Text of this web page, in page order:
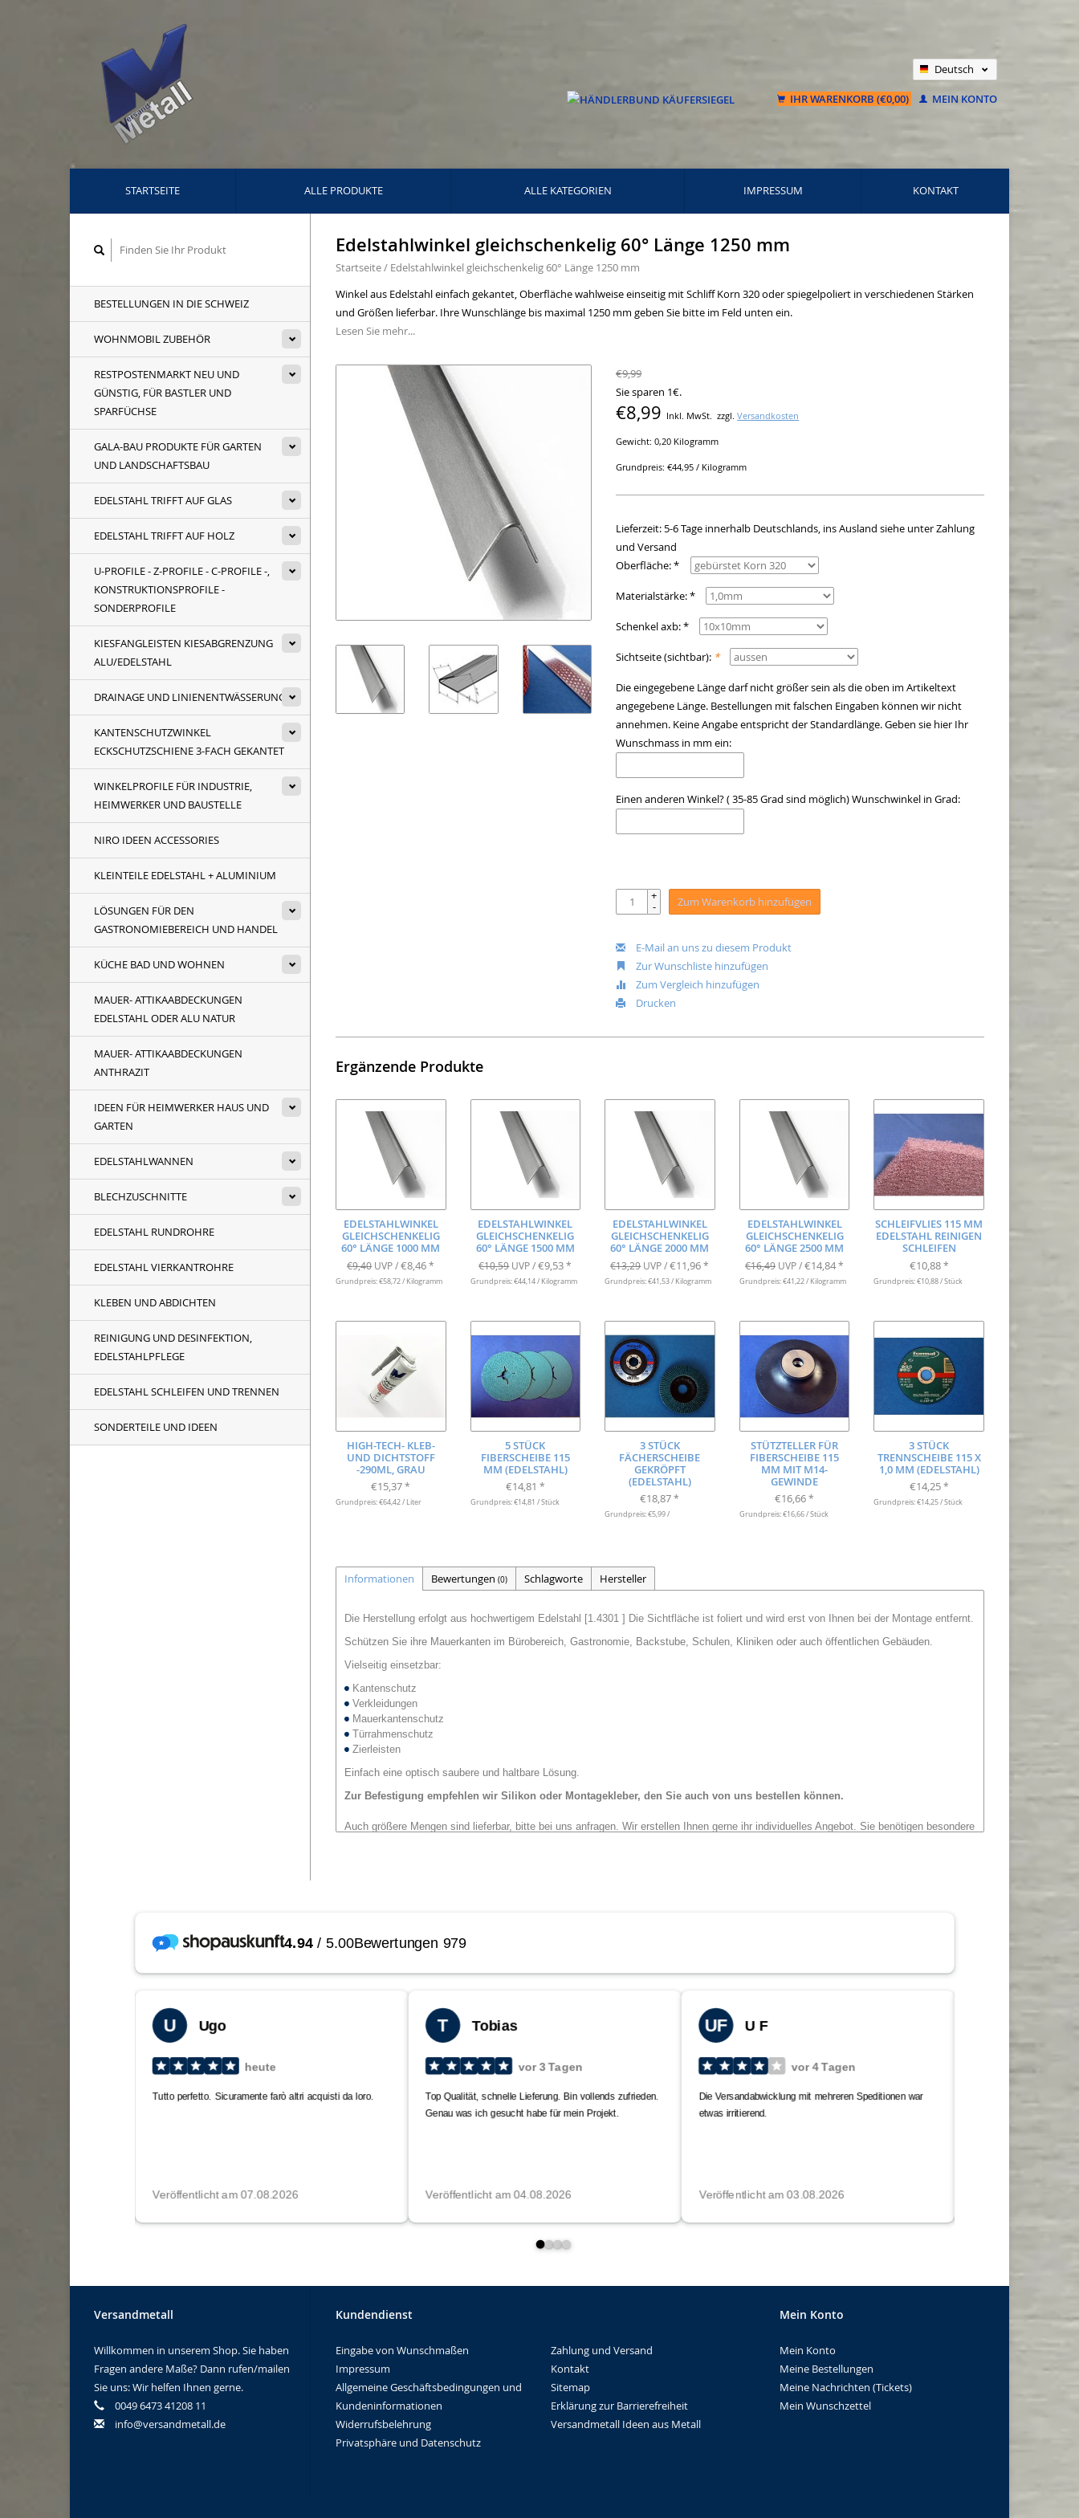
Deutsch
Français
IHR WARENKORB (€0,00) MEIN KONTO
STARTSEITE ALLE PRODUKTE ALLE KATEGORIEN IMPRESSUM KONTAKT
BESTELLUNGEN IN DIE SCHWEIZ
WOHNMOBIL ZUBEHÖR
RESTPOSTENMARKT NEU UND
GÜNSTIG, FÜR BASTLER UND
SPARFÜCHSE
GALA-BAU PRODUKTE FÜR GARTEN
UND LANDSCHAFTSBAU
EDELSTAHL TRIFFT AUF GLAS
EDELSTAHL TRIFFT AUF HOLZ
U-PROFILE - Z-PROFILE - C-PROFILE -,
KONSTRUKTIONSPROFILE -
SONDERPROFILE
KIESFANGLEISTEN KIESABGRENZUNG
ALU/EDELSTAHL
DRAINAGE UND LINIENENTWÄSSERUNG
KANTENSCHUTZWINKEL
ECKSCHUTZSCHIENE 3-FACH GEKANTET
WINKELPROFILE FÜR INDUSTRIE,
HEIMWERKER UND BAUSTELLE
NIRO IDEEN ACCESSORIES
KLEINTEILE EDELSTAHL + ALUMINIUM
LÖSUNGEN FÜR DEN
GASTRONOMIEBEREICH UND HANDEL
KÜCHE BAD UND WOHNEN
MAUER- ATTIKAABDECKUNGEN
EDELSTAHL ODER ALU NATUR
MAUER- ATTIKAABDECKUNGEN
ANTHRAZIT
IDEEN FÜR HEIMWERKER HAUS UND
GARTEN
EDELSTAHLWANNEN
BLECHZUSCHNITTE
EDELSTAHL RUNDROHRE
EDELSTAHL VIERKANTROHRE
KLEBEN UND ABDICHTEN
REINIGUNG UND DESINFEKTION,
EDELSTAHLPFLEGE
EDELSTAHL SCHLEIFEN UND TRENNEN
SONDERTEILE UND IDEEN
Edelstahlwinkel gleichschenkelig 60° Länge 1250 mm
Startseite/ Edelstahlwinkel gleichschenkelig 60° Länge 1250 mm
Winkel aus Edelstahl einfach gekantet, Oberfläche wahlweise einseitig mit Schliff Korn 320 oder spiegelpoliert in verschiedenen Stärken
und Größen lieferbar. Ihre Wunschlänge bis maximal 1250 mm geben Sie bitte im Feld unten ein.
Lesen Sie mehr...
€9,99
Sie sparen 1€.
€8,99 Inkl. MwSt. zzgl.Versandkosten
Gewicht: 0,20 Kilogramm
Grundpreis: €44,95 / Kilogramm
Lieferzeit: 5-6 Tage innerhalb Deutschlands, ins Ausland siehe unter Zahlung
und Versand
Oberfläche: *
Materialstärke: *
Schenkel axb: *
Sichtseite (sichtbar): *
Die eingegebene Länge darf nicht größer sein als die oben im Artikeltext
angegebene Länge. Bestellungen mit falschen Eingaben können wir nicht
annehmen. Keine Angabe entspricht der Standardlänge. Geben sie hier Ihr
Wunschmass in mm ein:
Einen anderen Winkel? ( 35-85 Grad sind möglich) Wunschwinkel in Grad:
+
- Zum Warenkorb hinzufügen
E-Mail an uns zu diesem Produkt
Zur Wunschliste hinzufügen
Zum Vergleich hinzufügen
Drucken
Ergänzende Produkte
EDELSTAHLWINKEL
GLEICHSCHENKELIG
60° LÄNGE 1000 MM
€9,40 UVP / €8,46*
Grundpreis: €58,72 / Kilogramm
EDELSTAHLWINKEL
GLEICHSCHENKELIG
60° LÄNGE 1500 MM
€10,59 UVP / €9,53*
Grundpreis: €44,14 / Kilogramm
EDELSTAHLWINKEL
GLEICHSCHENKELIG
60° LÄNGE 2000 MM
€13,29 UVP / €11,96*
Grundpreis: €41,53 / Kilogramm
EDELSTAHLWINKEL
GLEICHSCHENKELIG
60° LÄNGE 2500 MM
€16,49 UVP / €14,84*
Grundpreis: €41,22 / Kilogramm
SCHLEIFVLIES 115 MM
EDELSTAHL REINIGEN
SCHLEIFEN
€10,88 *
Grundpreis: €10,88 / Stück
HIGH-TECH- KLEB-
UND DICHTSTOFF
-290ML, GRAU
€15,37*
Grundpreis: €64,42 / Liter
5 STÜCK
FIBERSCHEIBE 115
MM (EDELSTAHL)
€14,81 *
Grundpreis: €14,81 / Stück
3 STÜCK
FÄCHERSCHEIBE
GEKRÖPFT
(EDELSTAHL)
€18,87*
Grundpreis: €5,99 /
STÜTZTELLER FÜR
FIBERSCHEIBE 115
MM MIT M14-
GEWINDE
€16,66*
Grundpreis: €16,66 / Stück
3 STÜCK
TRENNSCHEIBE 115 X
1,0 MM (EDELSTAHL)
€14,25 *
Grundpreis: €14,25 / Stück
Informationen Bewertungen (0) Schlagworte Hersteller
Die Herstellung erfolgt aus hochwertigem Edelstahl [1.4301 ] Die Sichtfläche ist foliert und wird erst von Ihnen bei der Montage entfernt.
Schützen Sie ihre Mauerkanten im Bürobereich, Gastronomie, Backstube, Schulen, Kliniken oder auch öffentlichen Gebäuden.
Vielseitig einsetzbar:
Kantenschutz
Verkleidungen
Mauerkantenschutz
Türrahmenschutz
Zierleisten
Einfach eine optisch saubere und haltbare Lösung.
Zur Befestigung empfehlen wir Silikon oder Montagekleber, den Sie auch von uns bestellen können.
Auch größere Mengen sind lieferbar, bitte bei uns anfragen. Wir erstellen Ihnen gerne ihr individuelles Angebot. Sie benötigen besondere
angegeben, Außenmaße!
Versandmetall
Willkommen in unserem Shop. Sie haben
Fragen andere Maße? Dann rufen/mailen
Sie uns: Wir helfen Ihnen gerne.
0049 6473 41208 11
info@versandmetall.de
Kundendienst
Eingabe von Wunschmaßen
Impressum
Allgemeine Geschäftsbedingungen und
Kundeninformationen
Widerrufsbelehrung
Privatsphäre und Datenschutz
Zahlung und Versand
Kontakt
Sitemap
Erklärung zur Barrierefreiheit
Versandmetall Ideen aus Metall
Mein Konto
Mein Konto
Meine Bestellungen
Meine Nachrichten (Tickets)
Mein Wunschzettel